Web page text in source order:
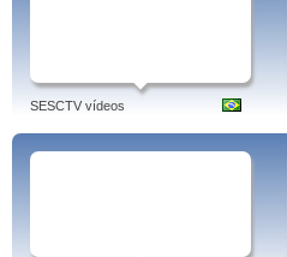
SESCTV vídeos